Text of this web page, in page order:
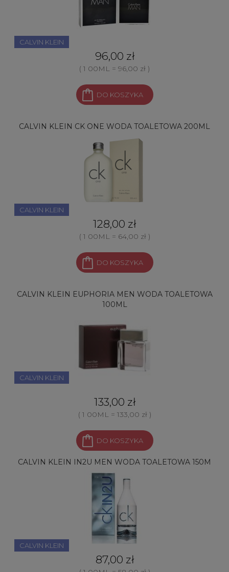
CALVIN KLEIN
96,00 zł
( 1 00ML = 96,00 zł )
DO KOSZYKA
CALVIN KLEIN CK ONE WODA TOALETOWA 200ML
CALVIN KLEIN
128,00 zł
( 1 00ML = 64,00 zł )
DO KOSZYKA
CALVIN KLEIN EUPHORIA MEN WODA TOALETOWA
100ML
CALVIN KLEIN
133,00 zł
( 1 00ML = 133,00 zł )
DO KOSZYKA
CALVIN KLEIN IN2U MEN WODA TOALETOWA 150M
CALVIN KLEIN
87,00 zł